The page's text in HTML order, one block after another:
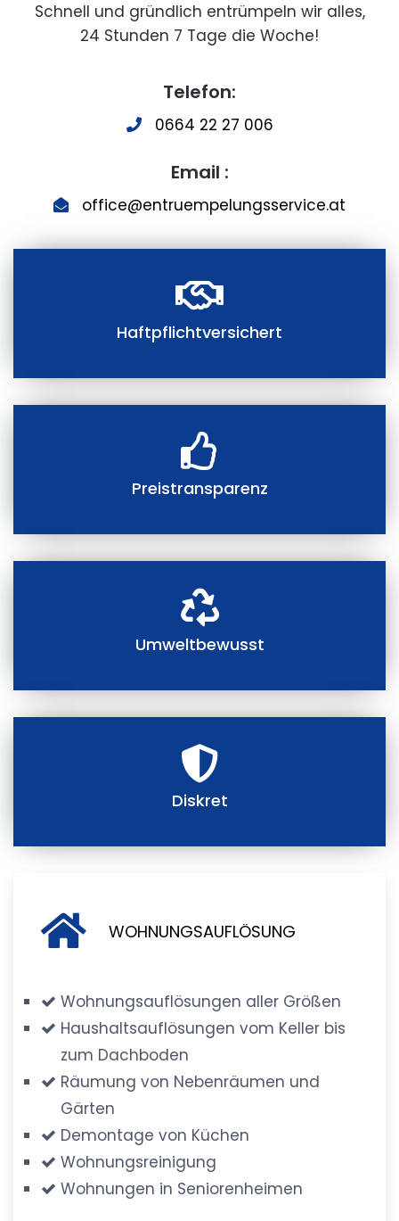
Schnell und gründlich entrümpeln wir alles,
24 Stunden 7 Tage die Woche!
Telefon:
0664 22 27 006
Email :
office@entruempelungsservice.at
Haftpflichtversichert
Preistransparenz
Umweltbewusst
Diskret
WOHNUNGSAUFLÖSUNG
Wohnungsauflösungen aller Größen
Haushaltsauflösungen vom Keller bis
zum Dachboden
Räumung von Nebenräumen und
Gärten
Demontage von Küchen
Wohnungsreinigung
Wohnungen in Seniorenheimen